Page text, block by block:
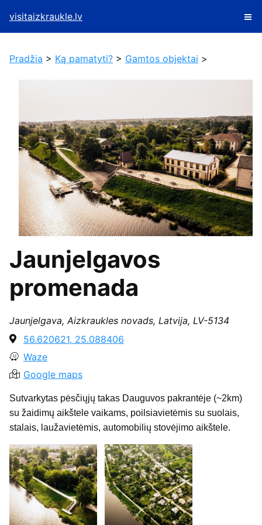
visitaizkraukle.lv
Pradžia > Ką pamatyti? > Gamtos objektai >
Jaunjelgavos
promenada
Jaunjelgava, Aizkraukles novads, Latvija, LV-5134
56.620621, 25.088406
Waze
Google maps
Sutvarkytas pėsčiųjų takas Dauguvos pakrantėje (~2km)
su žaidimų aikštele vaikams, poilsiavietėmis su suolais,
stalais, laužavietėmis, automobilių stovėjimo aikštele.